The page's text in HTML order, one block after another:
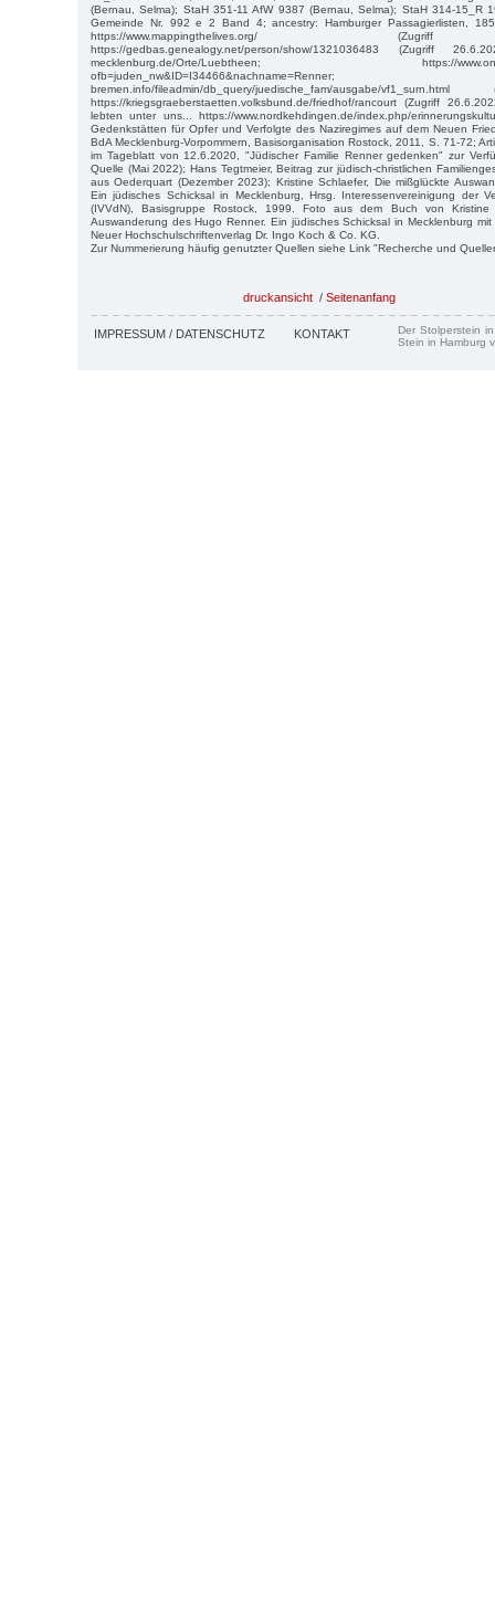
(Bernau, Selma); StaH 351-11 AfW 9387 (Bernau, Selma); StaH 314-15_R
Gemeinde Nr. 992 e 2 Band 4; ancestry: Hamburger Passagierlisten,
https://www.mappingthelives.org/
https://gedbas.genealogy.net/person/show/1321036483 (Zugriff
mecklenburg.de/Orte/Luebtheen; https://www.online-
ofb=juden_nw&ID=I34466&nachname=Renner;
bremen.info/fileadmin/db_query/juedische_fam/ausgabe/
https://kriegsgraeberstaetten.volksbund.de/friedhof/rancourt (Zugriff
lebten unter uns... https://www.nordkehdingen.de/index.php/
Gedenkstätten für Opfer und Verfolgte des Naziregimes auf dem Neuen
BdA Mecklenburg-Vorpommern, Basisorganisation Rostock, 2011, S. 71-72;
im Tageblatt von 12.6.2020, "Jüdischer Familie Renner gedenken" zur
Quelle (Mai 2022); Hans Tegtmeier, Beitrag zur jüdisch-christlichen
aus Oederquart (Dezember 2023); Kristine Schlaefer, Die mißglückte
Ein jüdisches Schicksal in Mecklenburg, Hrsg. Interessenvereinigung der
(IVVdN), Basisgruppe Rostock, 1999. Foto aus dem Buch von Kristine
Auswanderung des Hugo Renner. Ein jüdisches Schicksal in Mecklenburg
Neuer Hochschulschriftenverlag Dr. Ingo Koch & Co. KG.
Zur Nummerierung häufig genutzter Quellen siehe Link "Recherche und
druckansicht / Seitenanfang
IMPRESSUM / DATENSCHUTZ KONTAKT
Der Stolperstein
Stein in Hamburg